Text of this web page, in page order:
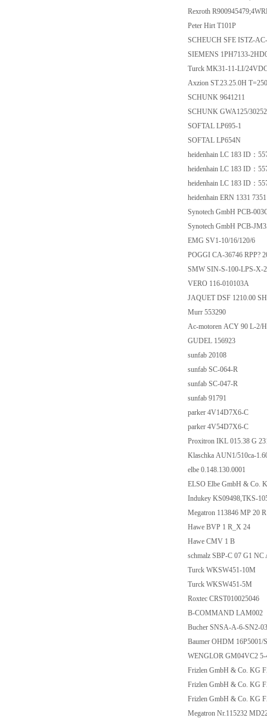
Rexroth
Peter Hirt T101P
SCHEUCH SFE
SIEMENS 1PH7133-
Turck MK31-11-LI/
Axzion ST.23.25.0H
SCHUNK 9641211
SCHUNK GWA125/
SOFTAL LP695-1
SOFTAL LP654N
heidenhain LC 183 ID
heidenhain LC 183 ID
heidenhain LC 183 ID
heidenhain ERN 1331
Synotech GmbH PCB-
Synotech GmbH
EMG SV1-10/16/
POGGI CA-36746
SMW SIN-S-100-
VERO 116-
JAQUET DSF
Murr 553290
Ac-motoren ACY 90
GUDEL 156923
sunfab 20108
sunfab SC-064-R
sunfab SC-047-R
sunfab 91791
parker 4V14D7X6-
parker 4V54D7X6-
Proxitron IKL 015.38
Klaschka AUN1/
elbe 0.148.130.0001
ELSO Elbe GmbH &
Indukey
Megatron 113846 MP
Hawe BVP 1 R_X
Hawe CMV 1 B
schmalz SBP-C 07
Turck WKSW451-
Turck WKSW451-
Roxtec
B-COMMAND
Bucher SNSA-A-6-
Baumer OHDM
WENGLOR
Frizlen GmbH & Co.
Frizlen GmbH & Co.
Frizlen GmbH & Co.
Megatron Nr.115232